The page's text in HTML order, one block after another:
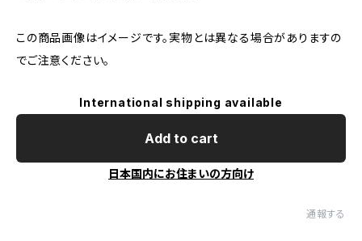
この商品画像はイメージです。実物とは異なる場合がありますの
でご注意ください。
International shipping available
Add to cart
日本国内にお住まいの方向け
通報する